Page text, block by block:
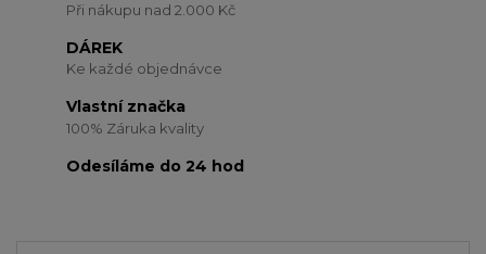
Při nákupu nad 2.000 Kč
DÁREK
Ke každé objednávce
Vlastní značka
100% Záruka kvality
Odesíláme do 24 hod